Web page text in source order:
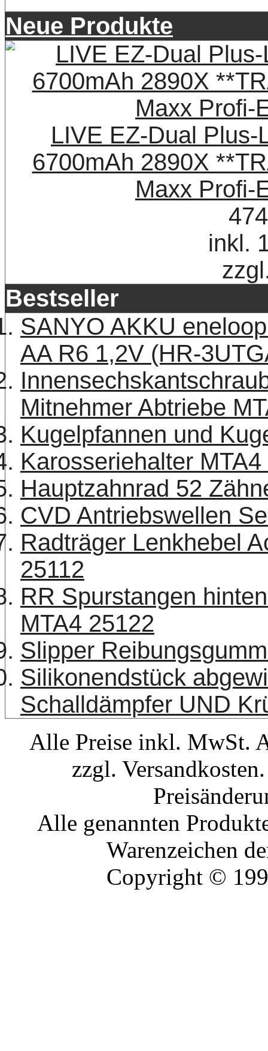
Neue Produkte
LIVE EZ-Dual Plus-
6700mAh 2890X
Maxx Profi-
inkl.
Bestseller
SANYO AKKU
AA R6 1,2V (HR-
Mitnehmer Abtriebe
Kugelpfannen und
Karosseriehalter
Hauptzahnrad 52
CVD Antriebswellen
Radträger Lenkhebel
25112
RR Spurstangen
MTA4 25122
Slipper
Silikonendstück
Schalldämpfer UND
Alle Preise inkl. MwSt.
zzgl.
Alle genannten
Warenzeichen
Copyright ©